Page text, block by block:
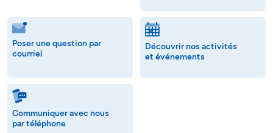
Poser une question par
courriel
Découvrir nos activités
et événements
Communiquer avec nous
par téléphone